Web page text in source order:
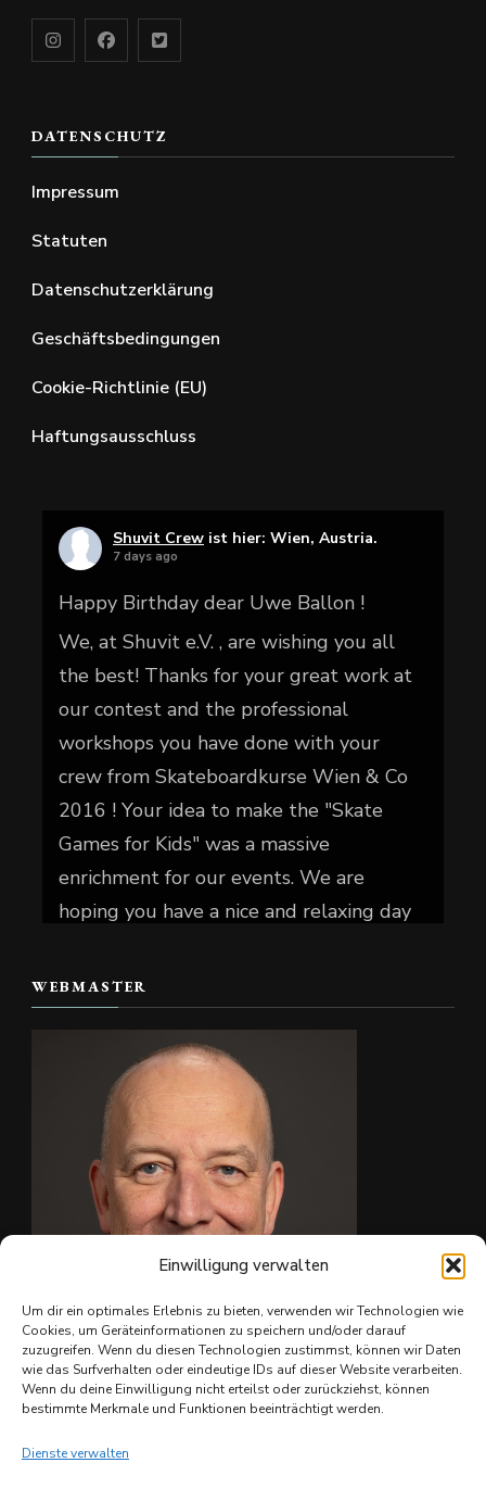
Einwilligung verwalten
Um dir ein optimales Erlebnis zu bieten, verwenden wir Technologien wie
Cookies, um Geräteinformationen zu speichern und/oder darauf
zuzugreifen. Wenn du diesen Technologien zustimmst, können wir Daten
wie das Surfverhalten oder eindeutige IDs auf dieser Website verarbeiten.
Wenn du deine Einwilligung nicht erteilst oder zurückziehst, können
bestimmte Merkmale und Funktionen beeinträchtigt werden.
Dienste verwalten
DATENSCHUTZ
Impressum
Statuten
Datenschutzerklärung
Geschäftsbedingungen
Cookie-Richtlinie (EU)
Haftungsausschluss
Shuvit Crew ist hier: Wien, Austria.
7 days ago
Happy Birthday dear Uwe Ballon !
We, at Shuvit e.V. , are wishing you all
the best! Thanks for your great work at
our contest and the professional
workshops you have done with your
crew from Skateboardkurse Wien & Co
2016 ! Your idea to make the "Skate
Games for Kids" was a massive
enrichment for our events. We are
hoping you have a nice and relaxing day
📷 Christian Reiter
#skate4fun
Foto
Auf Facebook anzeigen Teilen
WEBMASTER
Ing. Christian Reiter